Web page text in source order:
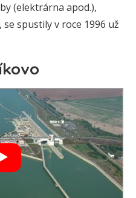
(elektrárna apod.),
spustily v roce 1996 už